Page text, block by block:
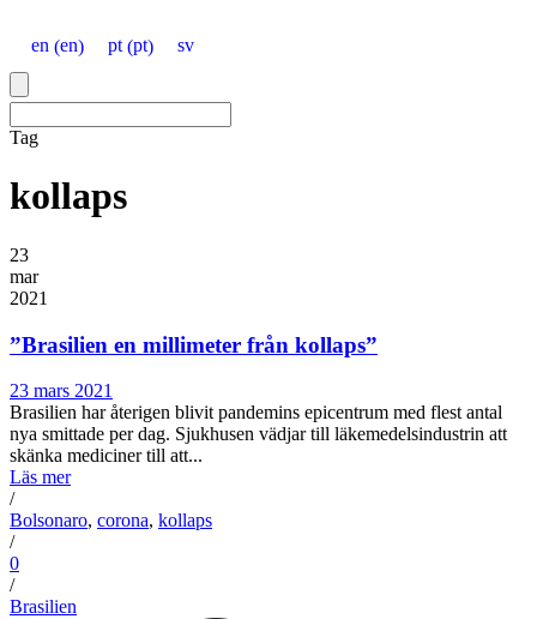
en (en) pt(pt) sv
Tag
kollaps
23
mar
2021
”Brasilien en millimeter från kollaps”
23 mars 2021
Brasilien har återigen blivit pandemins epicentrum med flest antal
nya smittade per dag. Sjukhusen vädjar till läkemedelsindustrin att
skänka mediciner till att...
Läs mer
/
Bolsonaro, corona, kollaps
/
0
/
Brasilien